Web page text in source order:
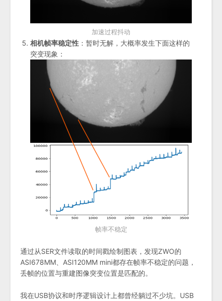
加速过程抖动
相机帧率稳定性 ：暂时无解，大概率发生下面这样的
突变现象：
帧率不稳定
通过从SER文件读取的时间戳绘制图表，发现ZWO的
ASI678MM、ASI120MM mini都存在帧率不稳定的问题，
丢帧的位置与重建图像突变位置是匹配的。
我在USB协议和时序逻辑设计上都曾经躺过不少坑。USB